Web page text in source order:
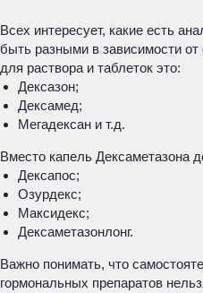
Всех интересует, какие есть
быть разными в зависимости
для раствора и таблеток это:
Дексазон;
Дексамед;
Мегадексан и т.д.
Вместо капель Дексаметазона
Дексапос;
Озурдекс;
Максидекс;
Дексаметазонлонг.
Важно понимать, что
гормональных препаратов